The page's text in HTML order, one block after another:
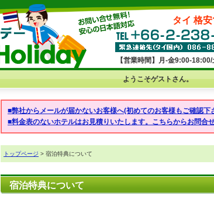
タイ 格
【営業時間】月-金9:00-
ようこそゲストさん。
■弊社からメールが届かないお客様へ(初めてのお客様もご確認下
■料金表のないホテルはお見積りいたします。こちらからお問合
トップページ > 宿泊特典について
宿泊特典について